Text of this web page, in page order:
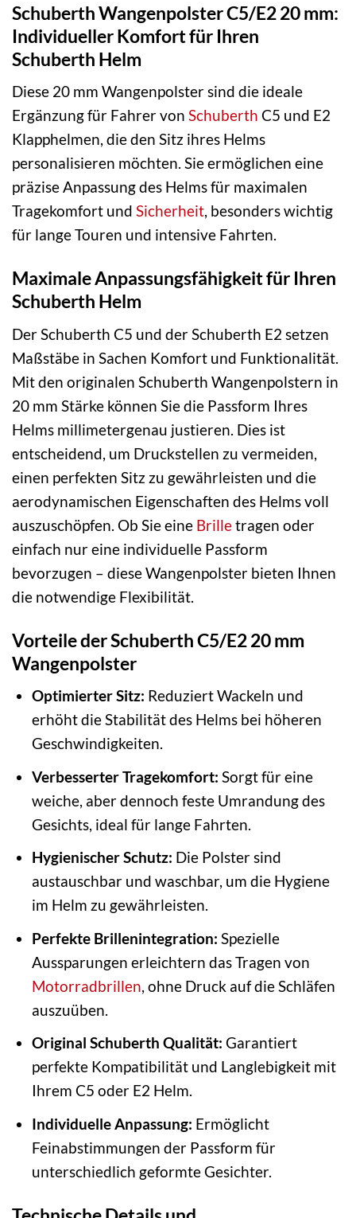
Schuberth Wangenpolster C5/E2 20 mm:
Individueller Komfort für Ihren
Schuberth Helm
Diese 20 mm Wangenpolster sind die ideale
Ergänzung für Fahrer von Schuberth C5 und E2
Klapphelmen, die den Sitz ihres Helms
personalisieren möchten. Sie ermöglichen eine
präzise Anpassung des Helms für maximalen
Tragekomfort und Sicherheit, besonders wichtig
für lange Touren und intensive Fahrten.
Maximale Anpassungsfähigkeit für Ihren
Schuberth Helm
Der Schuberth C5 und der Schuberth E2 setzen
Maßstäbe in Sachen Komfort und Funktionalität.
Mit den originalen Schuberth Wangenpolstern in
20 mm Stärke können Sie die Passform Ihres
Helms millimetergenau justieren. Dies ist
entscheidend, um Druckstellen zu vermeiden,
einen perfekten Sitz zu gewährleisten und die
aerodynamischen Eigenschaften des Helms voll
auszuschöpfen. Ob Sie eine Brilletragen oder
einfach nur eine individuelle Passform
bevorzugen – diese Wangenpolster bieten Ihnen
die notwendige Flexibilität.
Vorteile der Schuberth C5/E2 20 mm
Wangenpolster
Optimierter Sitz: Reduziert Wackeln und
erhöht die Stabilität des Helms bei höheren
Geschwindigkeiten.
Verbesserter Tragekomfort: Sorgt für eine
weiche, aber dennoch feste Umrandung des
Gesichts, ideal für lange Fahrten.
Hygienischer Schutz: Die Polster sind
austauschbar und waschbar, um die Hygiene
im Helm zu gewährleisten.
Perfekte Brillenintegration: Spezielle
Aussparungen erleichtern das Tragen von
Motorradbrillen , ohne Druck auf die Schläfen
auszuüben.
Original Schuberth Qualität: Garantiert
perfekte Kompatibilität und Langlebigkeit mit
Ihrem C5 oder E2 Helm.
Individuelle Anpassung: Ermöglicht
Feinabstimmungen der Passform für
unterschiedlich geformte Gesichter.